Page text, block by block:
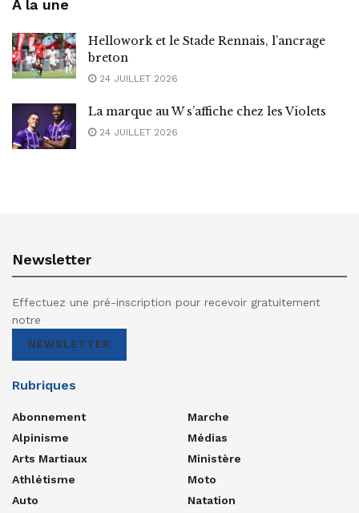
A la une
Hellowork et le Stade Rennais, l’ancrage
breton
24 JUILLET 2026
La marque au W s’affiche chez les Violets
24 JUILLET 2026
Newsletter
Effectuez une pré-inscription pour recevoir gratuitement
notre
NEWSLETTER
Rubriques
Abonnement
Alpinisme
Arts Martiaux
Athlétisme
Auto
Marche
Médias
Ministère
Moto
Natation